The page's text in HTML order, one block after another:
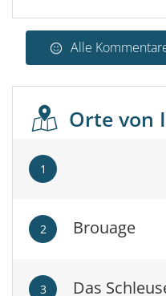
Alle
Orte von
1
2 Brouage
3 Das